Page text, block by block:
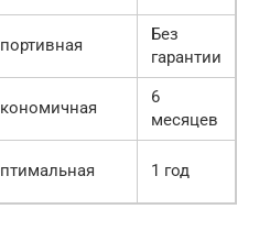
Без
гарантии
6
месяцев
1 год